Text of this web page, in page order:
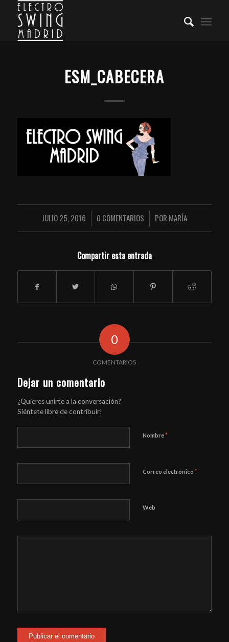
ESM_CABECERA
JULIO 25, 2016
/ 0 COMENTARIOS
/ POR MARÍA
Compartir esta entrada
0
COMENTARIOS
Dejar un comentario
¿Quieres unirte a la conversación?
Siéntete libre de contribuir!
Nombre*
Correo electrónico *
Web